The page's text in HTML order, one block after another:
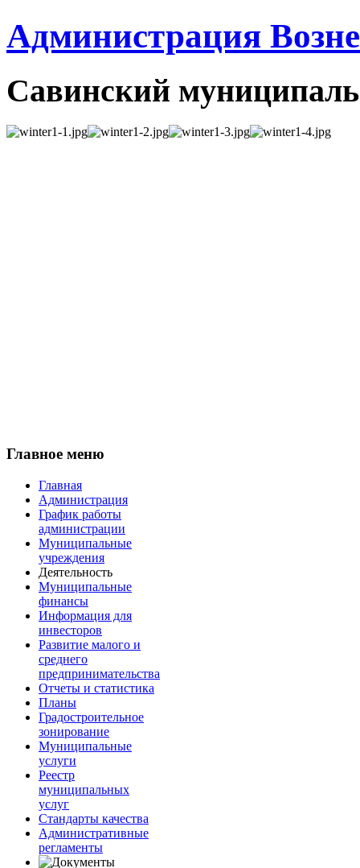
Администрация
Савинский
Главное меню
Главная
Администрация
График работы
администрации
Муниципальные
учреждения
Деятельность
Муниципальные
финансы
Информация для
инвесторов
Развитие малого и
среднего
предпринимательства
Отчеты и статистика
Планы
Градостроительное
зонирование
Муниципальные
услуги
Реестр
муниципальных
услуг
Стандарты качества
Административные
регламенты